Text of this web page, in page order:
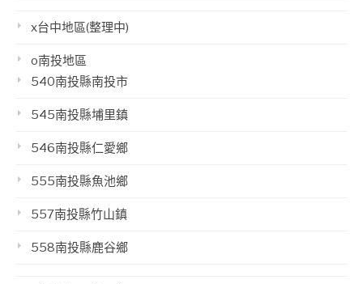
x台中地區(整理中)
o南投地區
540南投縣南投市
545南投縣埔里鎮
546南投縣仁愛鄉
555南投縣魚池鄉
557南投縣竹山鎮
558南投縣鹿谷鄉